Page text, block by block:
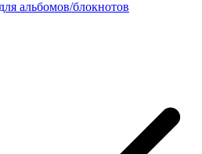
альбомов/блокнотов